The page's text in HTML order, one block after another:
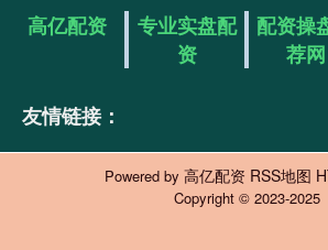
高亿配资
专业实盘配
资
配资操
荐网
友情链接：
Powered by 高亿配资 RSS地图
Copyright © 2023-2025